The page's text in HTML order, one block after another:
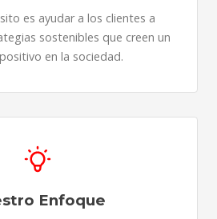
es ayudar a los clientes a
sostenibles que creen un
en la sociedad.
Enfoque